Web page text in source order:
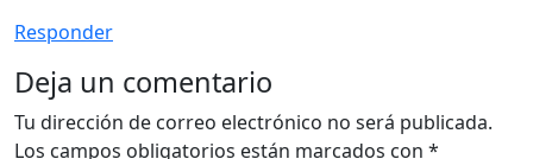
Responder
Deja un comentario
Tu dirección de correo electrónico no será publicada.
Los campos obligatorios están marcados con *